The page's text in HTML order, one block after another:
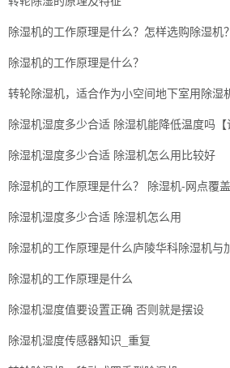
除湿机的工作原理是什么？怎样选购除湿机？
除湿机的工作原理是什么？
除湿机湿度多少合适 除湿机怎么用比较好
除湿机湿度多少合适 除湿机怎么用
除湿机的工作原理是什么
除湿机湿度值要设置正确 否则就是摆设
除湿机湿度传感器知识_重复